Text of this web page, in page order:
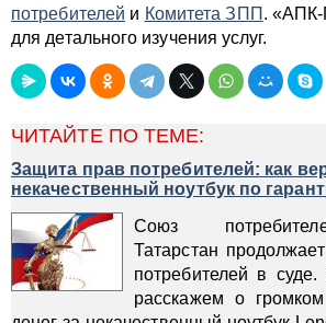
потребителей и Комитета ЗПП . «АПК-
для детального изучения услуг.
ЧИТАЙТЕ ПО ТЕМЕ:
Защита прав потребителей: как
некачественный ноутбук по
Союз
Татарстан
потребителей в
расскажем о